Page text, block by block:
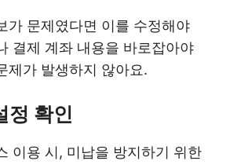
가 문제였다면 이를 수정해야
결제 계좌 내용을 바로잡아야
제가 발생하지 않아요.
정 확인
이용 시, 미납을 방지하기 위한